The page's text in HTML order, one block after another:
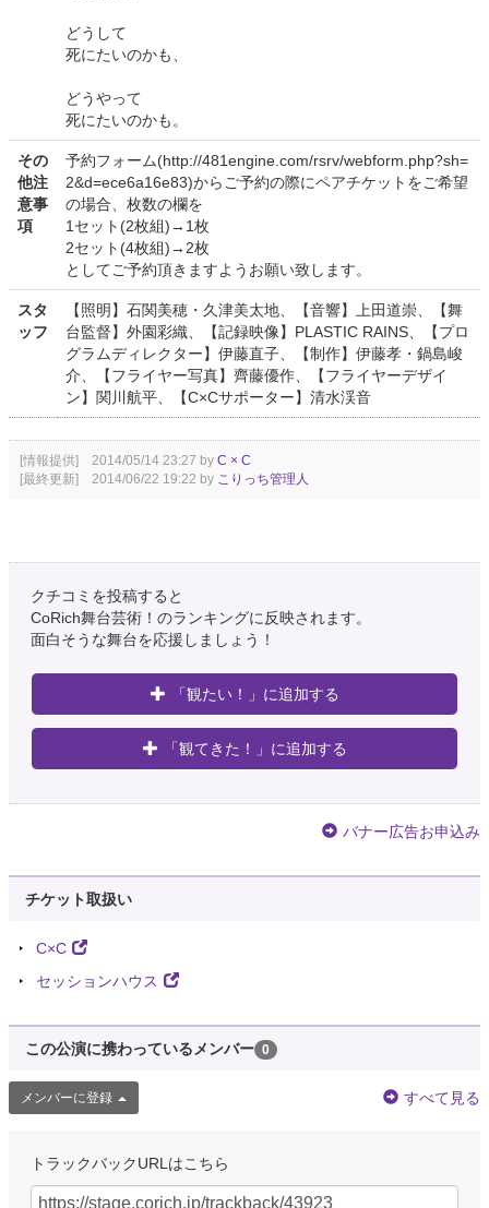
どうして
死にたいのかも、
どうやって
死にたいのかも。
その
他注
意事
項
予約フォーム(http://481engine.com/rsrv/webform.php?sh=
2&d=ece6a16e83)からご予約の際にペアチケットをご希望
の場合、枚数の欄を
1セット(2枚組)→1枚
2セット(4枚組)→2枚
としてご予約頂きますようお願い致します。
スタ
ッフ
【照明】石関美穂・久津美太地、【音響】上田道崇、【舞
台監督】外園彩織、【記録映像】PLASTIC RAINS、【プロ
グラムディレクター】伊藤直子、【制作】伊藤孝・鍋島峻
介、【フライヤー写真】齊藤優作、【フライヤーデザイ
ン】関川航平、【C×Cサポーター】清水渓音
[情報提供] 2014/05/14 23:27 by C × C
[最終更新] 2014/06/22 19:22 by こりっち管理人
クチコミを投稿すると
CoRich舞台芸術！のランキングに反映されます。
面白そうな舞台を応援しましょう！
「観たい！」に追加する
「観てきた！」に追加する
バナー広告お申込み
チケット取扱い
C×C
セッションハウス
この公演に携わっているメンバー 0
メンバーに登録 すべて見る
トラックバックURLはこちら